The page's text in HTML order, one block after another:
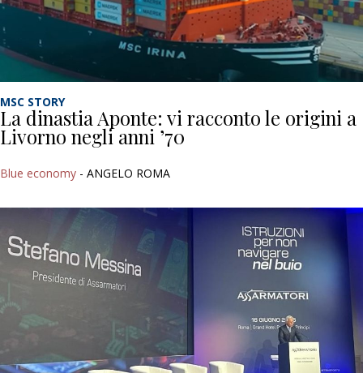
MSC STORY
La dinastia Aponte: vi racconto le origini a
Livorno negli anni ’70
Blue economy - ANGELO ROMA